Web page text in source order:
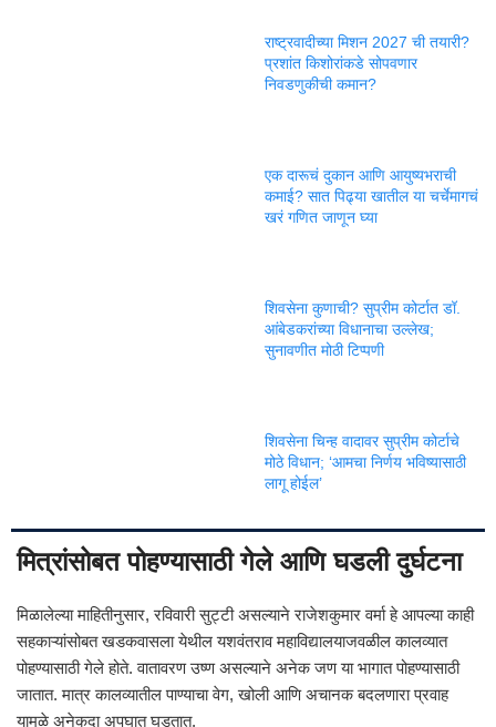
राष्ट्रवादीच्या मिशन 2027 ची तयारी?
प्रशांत किशोरांकडे सोपवणार
निवडणुकीची कमान?
एक दारूचं दुकान आणि आयुष्यभराची
कमाई? सात पिढ्या खातील या चर्चेमागचं
खरं गणित जाणून घ्या
शिवसेना कुणाची? सुप्रीम कोर्टात डॉ.
आंबेडकरांच्या विधानाचा उल्लेख;
सुनावणीत मोठी टिप्पणी
शिवसेना चिन्ह वादावर सुप्रीम कोर्टाचे
मोठे विधान; ‘आमचा निर्णय भविष्यासाठी
लागू होईल’
मित्रांसोबत पोहण्यासाठी गेले आणि घडली दुर्घटना
मिळालेल्या माहितीनुसार, रविवारी सुट्टी असल्याने राजेशकुमार वर्मा हे आपल्या काही
सहकाऱ्यांसोबत खडकवासला येथील यशवंतराव महाविद्यालयाजवळील कालव्यात
पोहण्यासाठी गेले होते. वातावरण उष्ण असल्याने अनेक जण या भागात पोहण्यासाठी
जातात. मात्र कालव्यातील पाण्याचा वेग, खोली आणि अचानक बदलणारा प्रवाह
यामुळे अनेकदा अपघात घडतात.